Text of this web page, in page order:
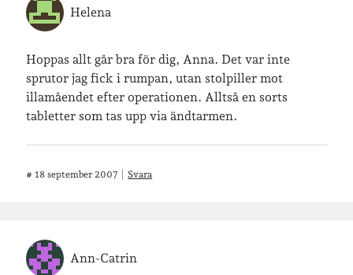
Helena
Hoppas allt går bra för dig, Anna. Det var inte
sprutor jag fick i rumpan, utan stolpiller mot
illamåendet efter operationen. Alltså en sorts
tabletter som tas upp via ändtarmen.
# 18 september 2007 Svara
Ann-Catrin